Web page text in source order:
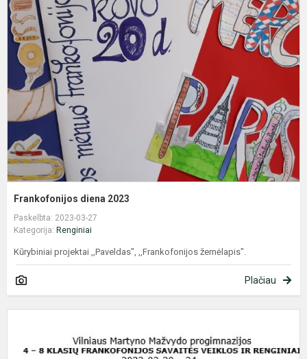
Frankofonijos diena 2023
Paskelbta: 2023-03-27
Kategorija: Renginiai
Kūrybiniai projektai ,,Paveldas", ,,Frankofonijos žemėlapis".
Plačiau